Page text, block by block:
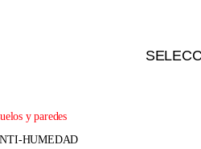
y paredes
HUMEDAD